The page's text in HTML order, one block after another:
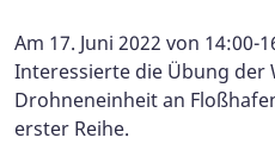
Am 17. Juni 2022 von
Interessierte die Übung der
Drohneneinheit an
erster Reihe.